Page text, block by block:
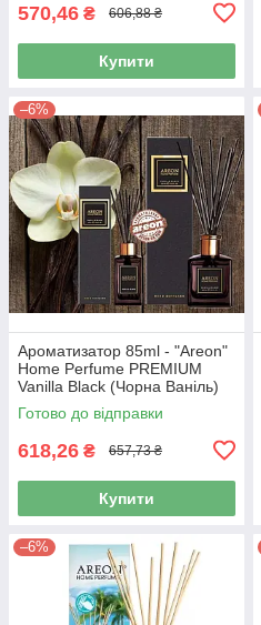
570,46 ₴ 606,88 ₴
Купити
–6%
Ароматизатор 85ml - "Areon"
Нome Perfume PREMIUM
Vanilla Black (Чорна Ваніль)
ТОР (PSL03)
Готово до відправки
618,26 ₴ 657,73 ₴
Купити
–6%